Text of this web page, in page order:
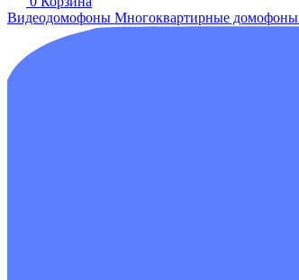
Видеодомофоны Многоквартирные домофоны